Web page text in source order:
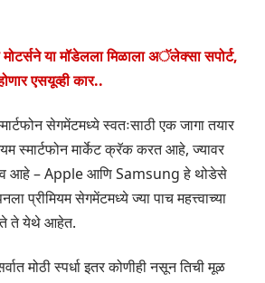
या मॉडेलला मिळाला अॅलेक्सा सपोर्ट,
एसयूव्ही कार..
सेगमेंटमध्ये स्वतःसाठी एक जागा तयार
स्मार्टफोन मार्केट क्रॅक करत आहे, ज्यावर
आहे – Apple आणि Samsung हे थोडेसे
प्रीमियम सेगमेंटमध्ये ज्या पाच महत्त्वाच्या
ते येथे आहेत.
मोठी स्पर्धा इतर कोणीही नसून तिची मूळ